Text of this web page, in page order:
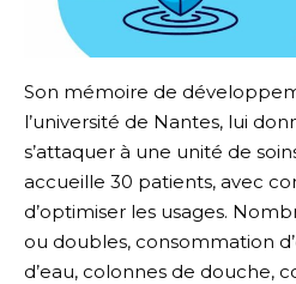
Son mémoire de
l’université de Nantes, lui
s’attaquer à une unité de
accueille 30 patients, avec
d’optimiser les usages.
ou doubles, consommation
d’eau, colonnes de douche,